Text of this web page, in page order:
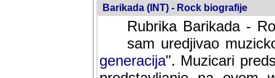
Barikada (INT) - Rock biografije
Rubrika Barikada -
sam uredjivao
generacija". Muzicari